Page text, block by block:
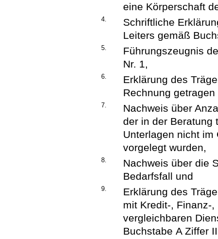
eine Körperschaft
4.
Schriftliche
Leiters gemäß
5.
Führungszeugnis
Nr. 1,
6.
Erklärung des
Rechnung getragen
7.
Nachweis über
der in der Beratung
Unterlagen nicht im
vorgelegt wurden,
8.
Nachweis über die
Bedarfsfall und
9.
Erklärung des
mit Kredit-, Finanz-
vergleichbaren
Buchstabe A Ziffer